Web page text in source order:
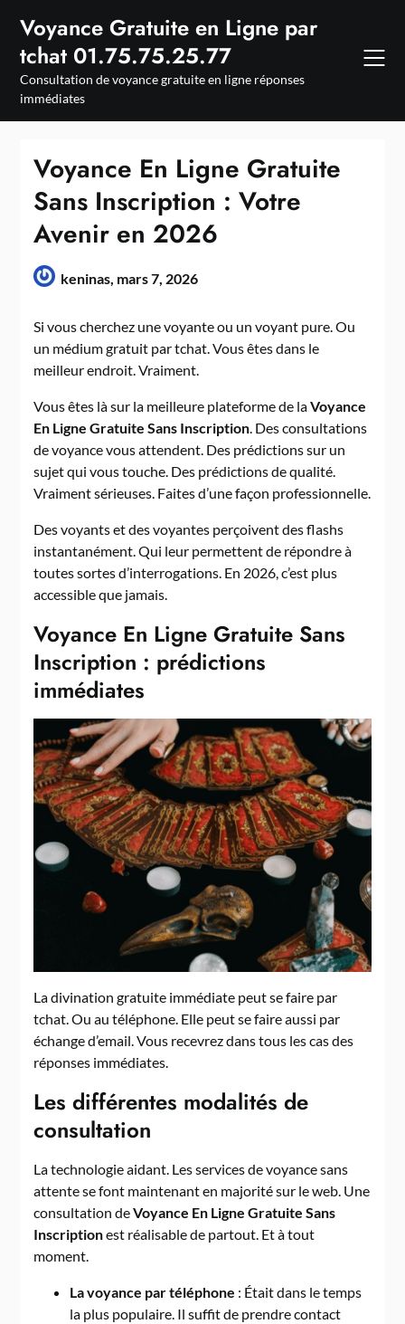
content
Voyance Gratuite en Ligne par
tchat 01.75.75.25.77
Consultation de voyance gratuite en ligne réponses
immédiates
Voyance En Ligne Gratuite
Sans Inscription : Votre
Avenir en 2026
keninas, mars 7, 2026
Si vous cherchez une voyante ou un voyant pure. Ou
un médium gratuit par tchat. Vous êtes dans le
meilleur endroit. Vraiment.
Vous êtes là sur la meilleure plateforme de laVoyance
En Ligne Gratuite Sans Inscription. Des consultations
de voyance vous attendent. Des prédictions sur un
sujet qui vous touche. Des prédictions de qualité.
Vraiment sérieuses. Faites d’une façon professionnelle.
Des voyants et des voyantes perçoivent des flashs
instantanément. Qui leur permettent de répondre à
toutes sortes d’interrogations. En 2026, c’est plus
accessible que jamais.
Voyance En Ligne Gratuite Sans
Inscription : prédictions
immédiates
La divination gratuite immédiate peut se faire par
tchat. Ou au téléphone. Elle peut se faire aussi par
échange d’email. Vous recevrez dans tous les cas des
réponses immédiates.
Les différentes modalités de
consultation
La technologie aidant. Les services de voyance sans
attente se font maintenant en majorité sur le web. Une
consultation deVoyance En Ligne Gratuite Sans
Inscriptionest réalisable de partout. Et à tout
moment.
La voyance par téléphone : Était dans le temps
la plus populaire. Il suffit de prendre contact